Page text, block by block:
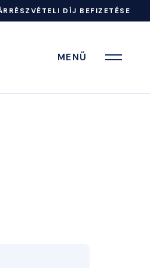
RÉSZVÉTELI DÍJ BEFIZETÉSE
MENÜ